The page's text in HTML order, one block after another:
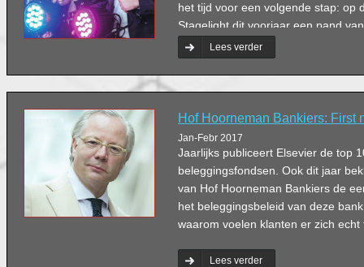
het tijd voor een volgende stap: op
Stagelight dit voorjaar een pand
Hertogenbosch en Omstreken
zijn ambities.
Lees verder
Hof Hoorneman Bankiers: First
Jan-Febr 2017
Jaarlijks publiceert Elsevier de top
beleggingsfondsen. Ook dit jaar
van Hof Hoorneman Bankiers de
het beleggingsbeleid van deze
waarom voelen klanten er zich echt
Lees verder